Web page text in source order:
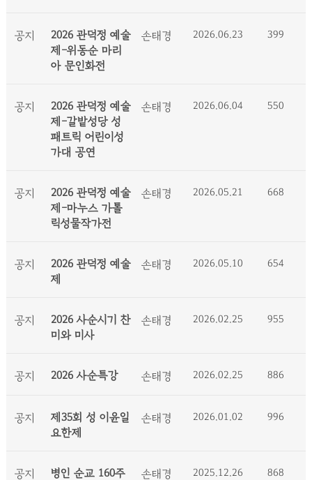
공지
2026 관덕정 예술
제-위동순 마리
아 문인화전
손태경 2026.06.23 399
공지
2026 관덕정 예술
제-갈밭성당 성
패트릭 어린이성
가대 공연
손태경 2026.06.04 550
공지
2026 관덕정 예술
제-마누스 가톨
릭성물작가전
손태경 2026.05.21 668
공지
2026 관덕정 예술
제
손태경 2026.05.10 654
공지
2026 사순시기 찬
미와 미사
손태경 2026.02.25 955
공지 2026 사순특강 손태경 2026.02.25 886
공지
제35회 성 이윤일
요한제
손태경 2026.01.02 996
공지
병인 순교 160주
손태경 2025.12.26 868